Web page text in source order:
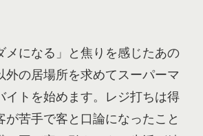
メになる」と焦りを感じたあの
外の居場所を求めてスーパーマ
イトを始めます。レジ打ちは得
が苦手で客と口論になったこと